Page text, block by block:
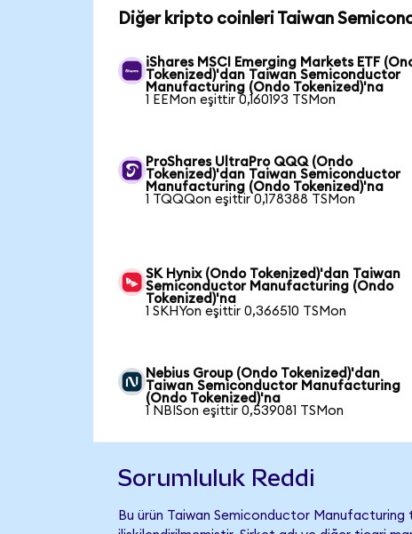
Diğer kripto coinleri Taiwan
iShares MSCI Emerging Markets ETF
Tokenized)'dan Taiwan Semiconductor
Manufacturing (Ondo Tokenized)'na
1 EEMon eşittir 0,160193 TSMon
ProShares UltraPro QQQ (Ondo
Tokenized)'dan Taiwan Semiconductor
Manufacturing (Ondo Tokenized)'na
1 TQQQon eşittir 0,178388 TSMon
SK Hynix (Ondo Tokenized)'dan Taiwan
Semiconductor Manufacturing (Ondo
Tokenized)'na
1 SKHYon eşittir 0,366510 TSMon
Nebius Group (Ondo Tokenized)'dan
Taiwan Semiconductor Manufacturing
(Ondo Tokenized)'na
1 NBISon eşittir 0,539081 TSMon
Sorumluluk Reddi
Bu ürün Taiwan Semiconductor